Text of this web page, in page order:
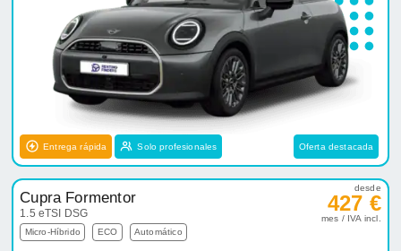
Entrega rápida Solo profesionales Oferta destacada
Cupra Formentor
1.5 eTSI DSG
Micro-Híbrido ECO Automático
desde
427 €
mes / IVA incl.